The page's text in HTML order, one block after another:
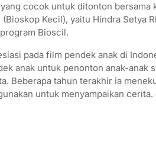
cocok untuk ditonton bersama
Kecil), yaitu Hindra Setya
Bioscil.
pada film pendek anak di
anak untuk penonton anak-anak
Beberapa tahun terakhir ia
untuk menyampaikan cerita.